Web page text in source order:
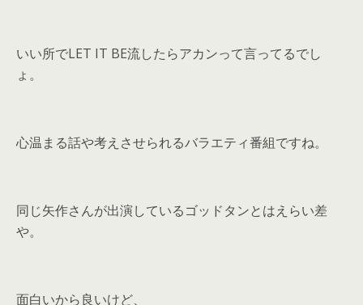
いい所でLET IT BE流したらアカンって言ってるでし
ょ。
心温まる話や考えさせられるバラエティ番組ですね。
同じ矢作さんが出演しているゴッドタンとはえらい差
や。
面白いから良いけど、